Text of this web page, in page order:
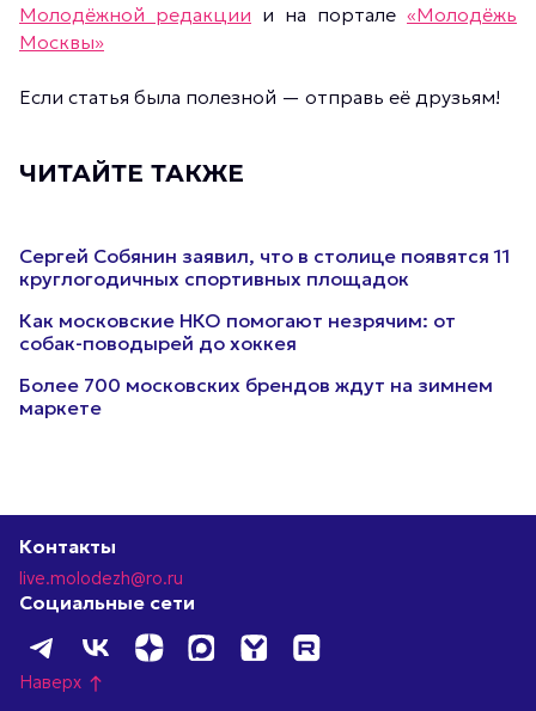
Молодёжной редакции и на портале «Молодёжь
Москвы»
Если статья была полезной — отправь её друзьям!
ЧИТАЙТЕ ТАКЖЕ
Сергей Собянин заявил, что в столице появятся 11
круглогодичных спортивных площадок
Как московские НКО помогают незрячим: от
собак-поводырей до хоккея
Более 700 московских брендов ждут на зимнем
маркете
Контакты
live.molodezh@ro.ru
Социальные сети
Наверх north